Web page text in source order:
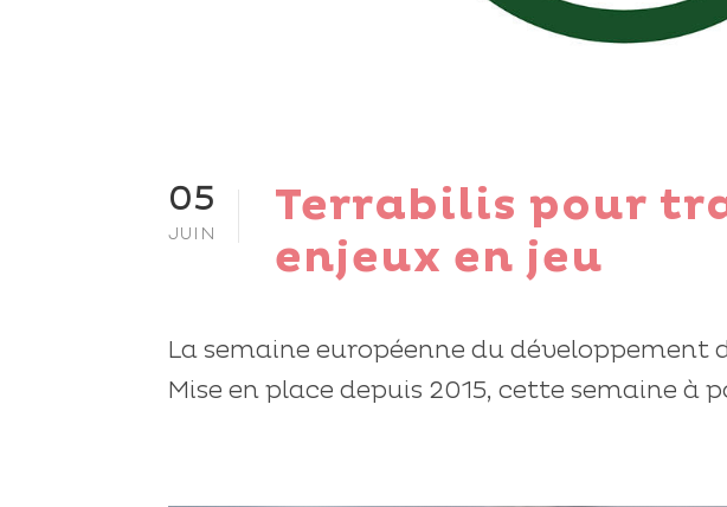
05
JUIN
Terrabilis pour
enjeux en jeu
La semaine européenne du développement
Mise en place depuis 2015, cette semaine à